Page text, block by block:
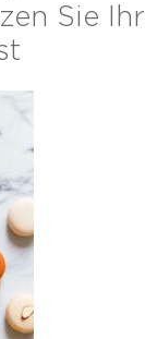
Sie